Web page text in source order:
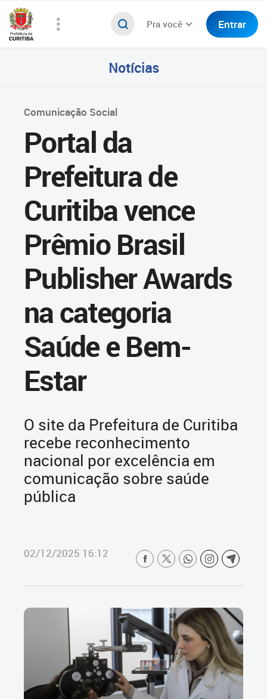
Pra você Entrar
Notícias
Comunicação Social
Portal da
Prefeitura de
Curitiba vence
Prêmio Brasil
Publisher Awards
na categoria
Saúde e Bem-
Estar
O site da Prefeitura de Curitiba
recebe reconhecimento
nacional por excelência em
comunicação sobre saúde
pública
02/12/2025 16:12